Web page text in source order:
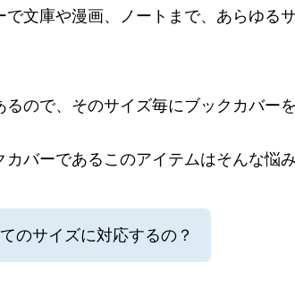
文庫や漫画、ノートまで、あらゆる
ので、そのサイズ毎にブックカバー
バーであるこのアイテムはそんな悩
のサイズに対応するの？